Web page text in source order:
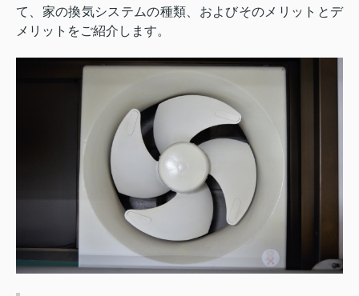
て、家の換気システムの種類、およびそのメリットとデ
メリットをご紹介します。